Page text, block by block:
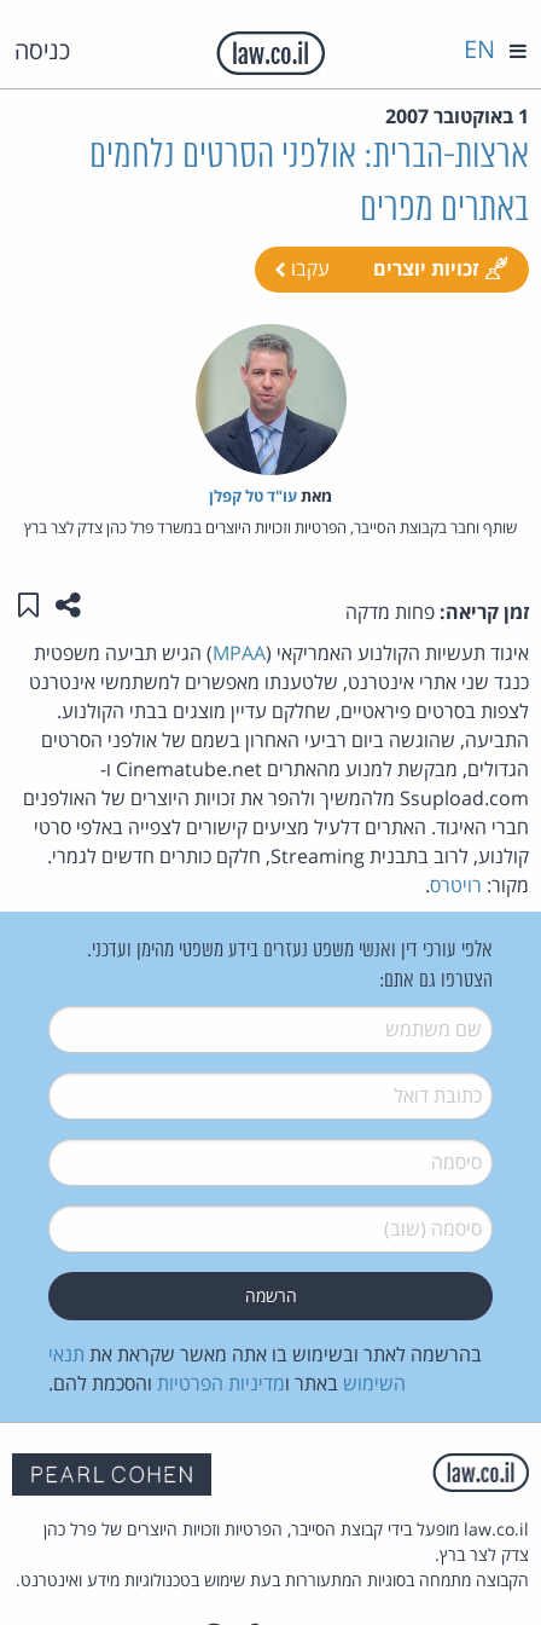
כניסה EN
1 באוקטובר 2007
ארצות-הברית: אולפני הסרטים נלחמים
באתרים מפרים
זכויות יוצרים עקבו
מאת‏עו"ד טל קפלן
שותף וחבר בקבוצת הסייבר, הפרטיות וזכויות היוצרים במשרד פרל כהן צדק לצר ברץ
זמן קריאה: פחות מדקה שתפו
איגוד תעשיות הקולנוע האמריקאי (MPAA) הגיש תביעה משפטית
כנגד שני אתרי אינטרנט, שלטענתו מאפשרים למשתמשי אינטרנט
לצפות בסרטים פיראטיים, שחלקם עדיין מוצגים בבתי הקולנוע.
התביעה, שהוגשה ביום רביעי האחרון בשמם של אולפני הסרטים
הגדולים, מבקשת למנוע מהאתרים Cinematube.net ו-
Ssupload.com מלהמשיך ולהפר את זכויות היוצרים של האולפנים
חברי האיגוד. האתרים דלעיל מציעים קישורים לצפייה באלפי סרטי
קולנוע, לרוב בתבנית Streaming, חלקם כותרים חדשים לגמרי.
מקור: רויטרס.
אלפי עורכי דין ואנשי משפט נעזרים בידע משפטי מהימן ועדכני.
הצטרפו גם אתם:
שם משתמש*
דואל*
סיסמה*
סיסמה (שוב)*
בהרשמה לאתר ובשימוש בו אתה מאשר שקראת את תנאי
השימוש באתר ומדיניות הפרטיות והסכמת להם.
law.co.il מופעל בידי קבוצת הסייבר, הפרטיות וזכויות היוצרים של פרל כהן
צדק לצר ברץ.
הקבוצה מתמחה בסוגיות המתעוררות בעת שימוש בטכנולוגיות מידע ואינטרנט.